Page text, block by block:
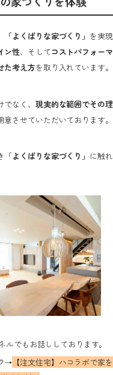
「よくばりな家づくり」 を実
ン性、そして コストパフォー
た考え方を取り入れています。
なく、 現実的な範囲でその
させていただいております。
「よくばりな家づくり」 に触
ルでもお話ししております。
→ 【注文住宅】ハコラボで家